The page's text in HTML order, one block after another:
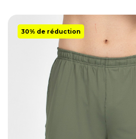
30% de réduction